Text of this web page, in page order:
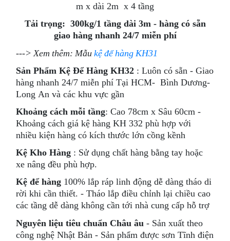
m x dài 2m x 4 tầng
Tải trọng: 300kg/1 tầng dài 3m - hàng có sẵn
giao hàng nhanh 24/7 miễn phí
---> Xem thêm: Mẫu kệ để hàng KH31
Sản Phẩm Kệ Để Hàng KH32 : Luôn có sẵn - Giao
hàng nhanh 24/7 miễn phí Tại HCM- Bình Dương-
Long An và các khu vực gần
Khoảng cách mỗi tầng: Cao 78cm x Sâu 60cm -
Khoảng cách giá kệ hàng KH 332 phù hợp với
nhiều kiện hàng có kích thước lớn cồng kềnh
Kệ Kho Hàng : Sử dụng chất hàng bằng tay hoặc
xe nâng đều phù hợp.
Kệ để hàng 100% lắp ráp linh động dễ dàng tháo di
rời khi cần thiết. - Tháo lắp điều chỉnh lại chiều cao
các tầng dễ dàng không cần tới nhà cung cấp hỗ trợ
Nguyên liệu tiêu chuẩn Châu âu- Sản xuất theo
công nghệ Nhật Bản - Sản phẩm được sơn Tĩnh điện